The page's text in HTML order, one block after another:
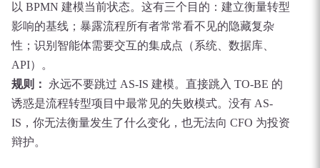
以 BPMN 建模当前状态。这有三个目的：建立衡量转型
影响的基线；暴露流程所有者常常看不见的隐藏复杂
性；识别智能体需要交互的集成点（系统、数据库、
API）。
规则：
永远不要跳过 AS-IS 建模。直接跳入 TO-BE 的
诱惑是流程转型项目中最常见的失败模式。没有 AS-
IS，你无法衡量发生了什么变化，也无法向 CFO 为投资
辩护。